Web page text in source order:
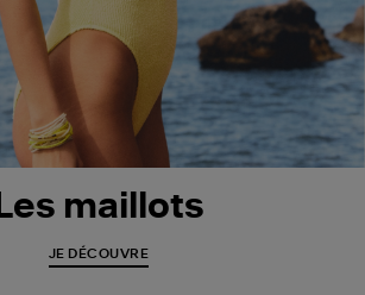
Les maillots
JE DÉCOUVRE